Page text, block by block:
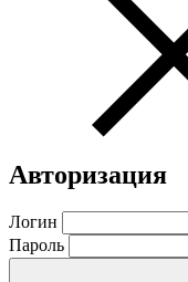
Авторизация
Логин
Пароль